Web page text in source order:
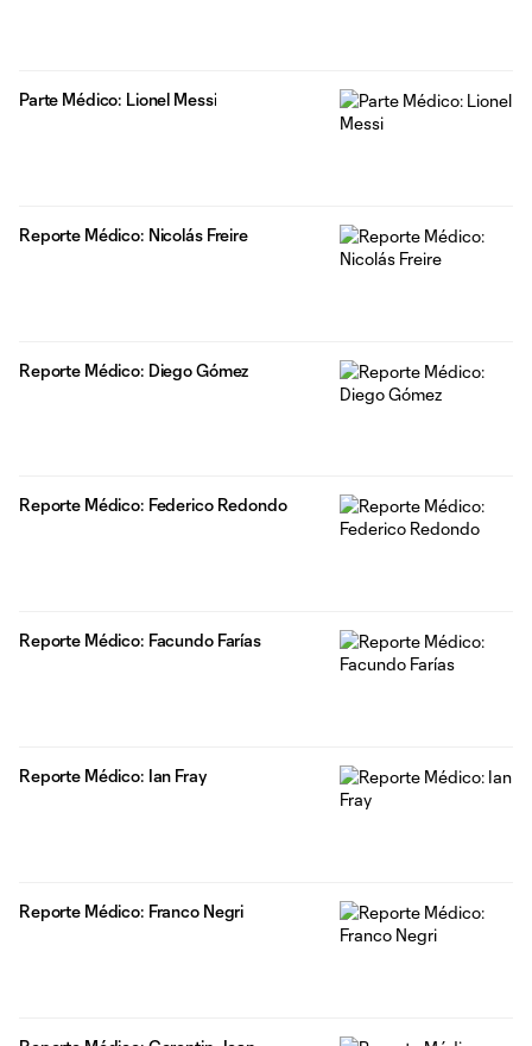
Parte Médico: Lionel Messi
Reporte Médico: Nicolás Freire
Reporte Médico: Diego Gómez
Reporte Médico: Federico Redondo
Reporte Médico: Facundo Farías
Reporte Médico: Ian Fray
Reporte Médico: Franco Negri